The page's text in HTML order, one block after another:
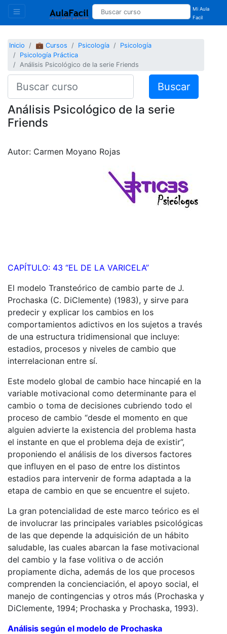
Mi Aula
Facil
Inicio 💼 Cursos Psicología
Psicología
Psicología Práctica
Análisis Psicológico de la serie Friends
Buscar
Análisis Psicológico de la serie
Friends
Autor: Carmen Moyano Rojas
CAPÍTULO: 43 “EL DE LA VARICELA”
El modelo Transteórico de cambio parte de J.
Prochaska (C. DiClemente) (1983), y sirve para
predecir y explicar los cambios en los
comportamientos adictivos en los sujetos a través
de una estructura tridimensional que incluye:
estadios, procesos y niveles de cambio que
interrelacionan entre sí.
Este modelo global de cambio hace hincapié en la
variable motivacional como determinante para el
cambio o toma de decisiones cubriendo todo el
proceso de cambio “desde el momento en que
alguien advierte la existencia del problema hasta
el instante en que el problema deja de existir”,
proponiendo el análisis de los diversos factores
que influyen en el paso de entre los distintos
estadios para intervenir de forma adaptada a la
etapa de cambio en que se encuentre el sujeto.
La gran potencialidad de este marco teórico es el
de involucrar las principales variables psicológicas
de las que depende la adquisición de un hábito
saludable, las cuales abarcan la fase motivacional
del cambio y la fase volitiva o de acción
propiamente dicha, además de los que procesos
comprenden la concienciación, el apoyo social, el
manejo de contingencias y otros más (Prochaska y
DiClemente, 1994; Prochaska y Prochaska, 1993).
Análisis según el modelo de Prochaska